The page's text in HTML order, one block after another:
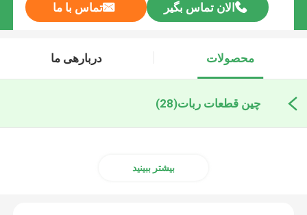
الان تماس بگیر تماس با ما
محصولات دربارهی ما
چین قطعات ربات(28)
بیشتر ببینید